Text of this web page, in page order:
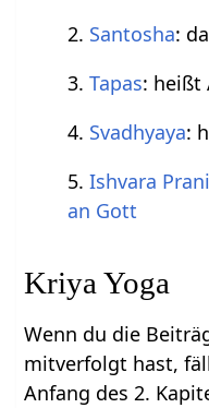
2. Santosha:
3.Tapas: heißt
4. Svadhyaya:
5.Ishvara
an Gott
Kriya Yoga
Wenn du die
mitverfolgt hast,
Anfang des 2.